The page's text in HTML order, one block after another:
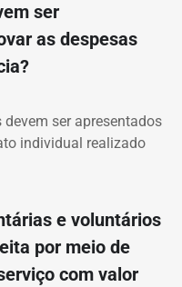
ser
as despesas
ser apresentados
individual realizado
e voluntários
por meio de
com valor